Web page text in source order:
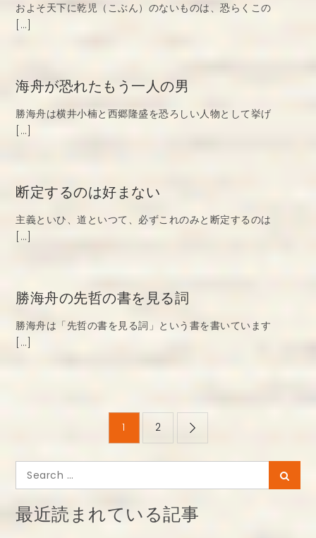
およそ天下に乾児（こぶん）のないものは、恐らくこの
[…]
海舟が恐れたもう一人の男
勝海舟は横井小楠と西郷隆盛を恐ろしい人物として挙げ
[…]
断定するのは好まない
主義といひ、道といつて、必ずこれのみと断定するのは
[…]
勝海舟の先哲の書を見る詞
勝海舟は「先哲の書を見る詞」という書を書いています
[…]
ナ
ビ
ゲ
1 2
Search
for:
最近読まれている記事